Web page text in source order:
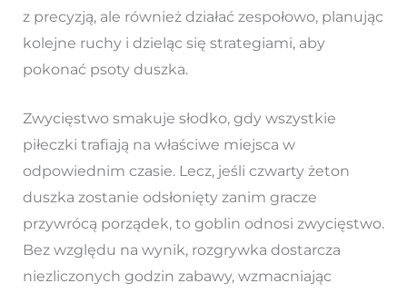
z precyzją, ale również działać zespołowo, planując
kolejne ruchy i dzieląc się strategiami, aby
pokonać psoty duszka.
Zwycięstwo smakuje słodko, gdy wszystkie
piłeczki trafiają na właściwe miejsca w
odpowiednim czasie. Lecz, jeśli czwarty żeton
duszka zostanie odsłonięty zanim gracze
przywrócą porządek, to goblin odnosi zwycięstwo.
Bez względu na wynik, rozgrywka dostarcza
niezliczonych godzin zabawy, wzmacniając